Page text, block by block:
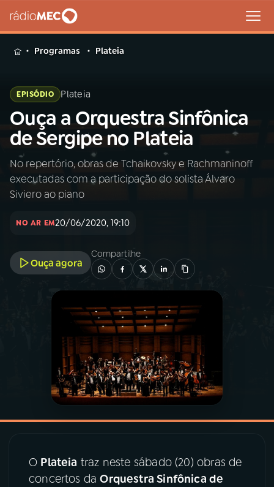
MENU
Buscar
na
Rádio
MEC
Buscar
Início AO VIVO
01INÍCIO
02A RÁDIO
PROGRAMAS
PODCASTS
06VIDEOCASTS
07ÚLTIMAS
Programas Plateia
EPISÓDIO Plateia
Ouça a Orquestra Sinfônica
de Sergipe no Plateia
No repertório, obras de Tchaikovsky e Rachmaninoff
executadas com a participação do solista Álvaro
Siviero ao piano
NO AR EM20/06/2020, 19:10
Ouça agora
Compartilhe
O Plateia traz neste sábado (20) obras de
concertos daOrquestra Sinfônica de